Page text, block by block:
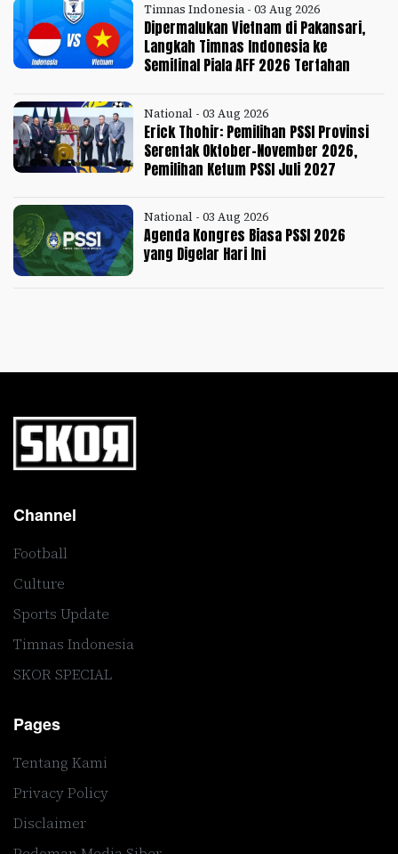
Timnas Indonesia - 03 Aug 2026
Dipermalukan Vietnam di Pakansari,
Langkah Timnas Indonesia ke
Semifinal Piala AFF 2026 Tertahan
National - 03 Aug 2026
Erick Thohir: Pemilihan PSSI Provinsi
Serentak Oktober-November 2026,
Pemilihan Ketum PSSI Juli 2027
National - 03 Aug 2026
Agenda Kongres Biasa PSSI 2026
yang Digelar Hari Ini
Channel
Football
Culture
Sports Update
Timnas Indonesia
SKOR SPECIAL
Pages
Tentang Kami
Privacy Policy
Disclaimer